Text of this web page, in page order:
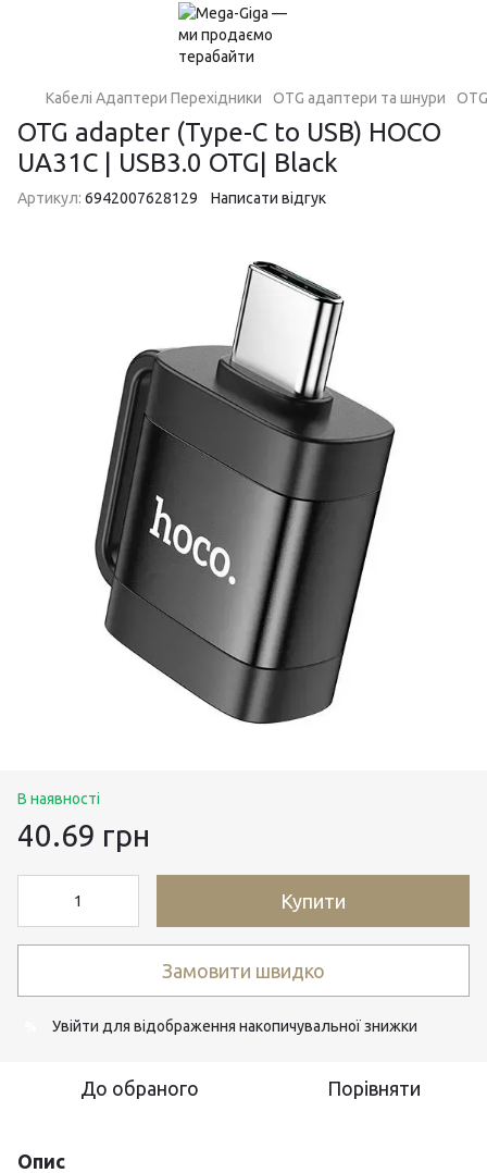
Кабелі Адаптери Перехідники OTG адаптери та шнури
OTG adapter (Type-C to USB) HOCO
UA31C | USB3.0 OTG| Black
Артикул: 6942007628129 Написати відгук
В наявності
40.69 грн
Купити
Замовити швидко
Увійти для відображення накопичувальної знижки
До обраного Порівняти
Опис